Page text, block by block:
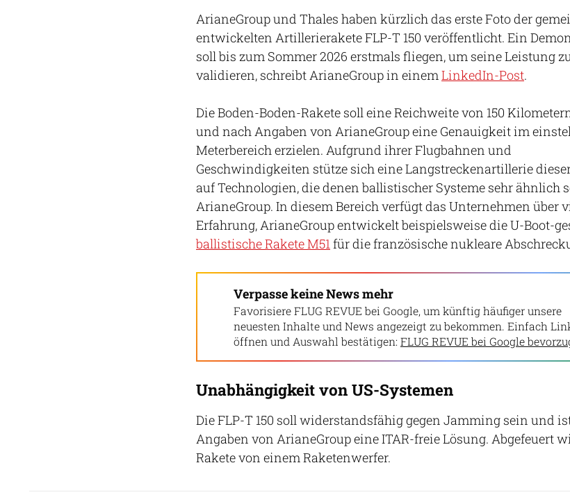
ArianeGroup und Thales haben kürzlich das erste Foto der
entwickelten Artillerierakete FLP-T 150 veröffentlicht. Ein
soll bis zum Sommer 2026 erstmals fliegen, um seine Leistung zu
validieren, schreibt ArianeGroup in einem LinkedIn-Post.
Die Boden-Boden-Rakete soll eine Reichweite von 150
und nach Angaben von ArianeGroup eine Genauigkeit im
Meterbereich erzielen. Aufgrund ihrer Flugbahnen und
Geschwindigkeiten stütze sich eine Langstreckenartillerie
auf Technologien, die denen ballistischer Systeme sehr ähnlich
ArianeGroup. In diesem Bereich verfügt das Unternehmen über
Erfahrung, ArianeGroup entwickelt beispielsweise die U-Boot-
ballistische Rakete M51 für die französische nukleare
Verpasse keine News mehr
Favorisiere FLUG REVUE bei Google, um künftig häufiger unsere
neuesten Inhalte und News angezeigt zu bekommen. Einfach
öffnen und Auswahl bestätigen: FLUG REVUE bei Google
Unabhängigkeit von US-Systemen
Die FLP-T 150 soll widerstandsfähig gegen Jamming sein und
Angaben von ArianeGroup eine ITAR-freie Lösung. Abgefeuert
Rakete von einem Raketenwerfer.